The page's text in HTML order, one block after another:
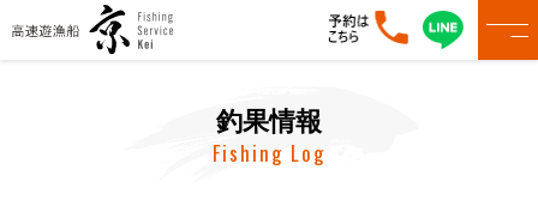
釣果情報
Fishing Log